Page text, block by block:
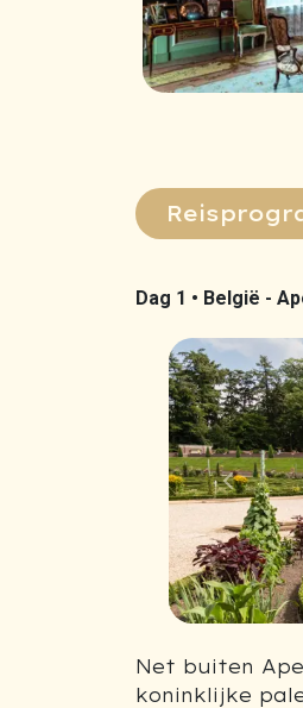
Dag 1 • België -
Net buiten
koninklijke